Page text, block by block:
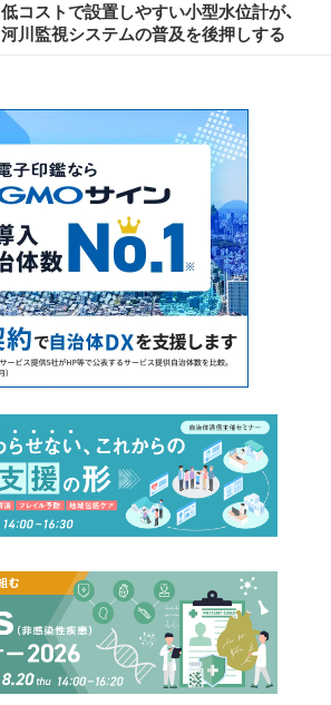
低コストで設置しやすい小型水位計が、
河川監視システムの普及を後押しする